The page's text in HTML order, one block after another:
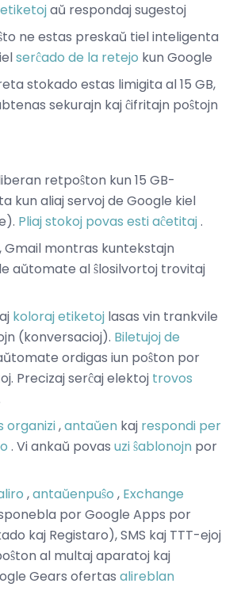
aŭ respondaj sugestoj
ne estas preskaŭ tiel inteligenta
serĉado de la retejo kun Google
stokado estas limigita al 15 GB,
sekurajn kaj ĉifritajn poŝtojn
retpoŝton kun 15 GB-
kun aliaj servoj de Google kiel
Pliaj stokoj povas esti aĉetitaj.
Gmail montras kuntekstajn
aŭtomate al ŝlosilvortoj trovitaj
koloraj etiketoj lasas vin trankvile
(konversacioj). Biletujoj de
ordigas iun poŝton por
Precizaj serĉaj elektoj trovos
organizi,antaŭen kaj respondi per
. Vi ankaŭ povas uzi ŝablonojn por
,antaŭenpuŝo , Exchange
por Google Apps por
kaj Registaro), SMS kaj TTT-ejoj
al multaj aparatoj kaj
Gears ofertas alireblan